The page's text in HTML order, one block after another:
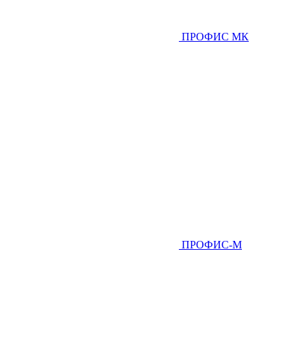
ПРОФИС МК
ПРОФИС-М